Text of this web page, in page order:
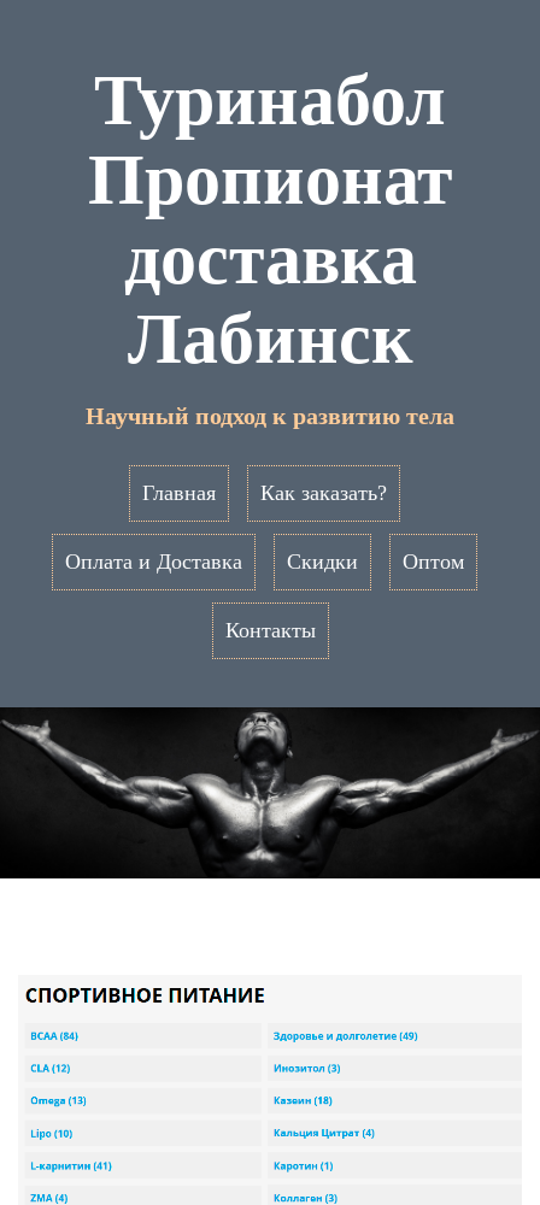
Туринабол
Пропионат
доставка
Лабинск
Научный подход к развитию тела
Главная Как заказать?
Оплата и Доставка Скидки Оптом
Контакты